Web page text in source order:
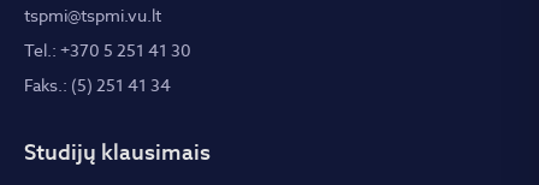
tspmi@tspmi.vu.lt
Tel.: +370 5 251 41 30
Faks.: (5) 251 41 34
Studijų klausimais